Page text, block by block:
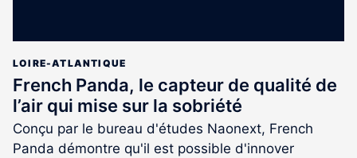
LOIRE-ATLANTIQUE
French Panda, le capteur de qualité de
l’air qui mise sur la sobriété
Conçu par le bureau d'études Naonext, French
Panda démontre qu'il est possible d'innover